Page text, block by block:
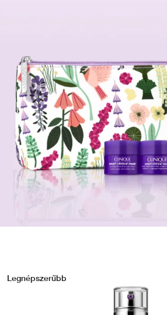
Legnépszerűbb